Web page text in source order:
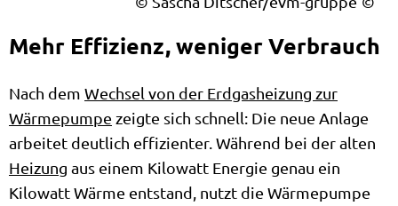
Mehr Effizienz, weniger Verbrauch
Nach dem Wechsel von der Erdgasheizung zur
Wärmepumpe zeigte sich schnell: Die neue Anlage
arbeitet deutlich effizienter. Während bei der alten
Heizung aus einem Kilowatt Energie genau ein
Kilowatt Wärme entstand, nutzt die Wärmepumpe